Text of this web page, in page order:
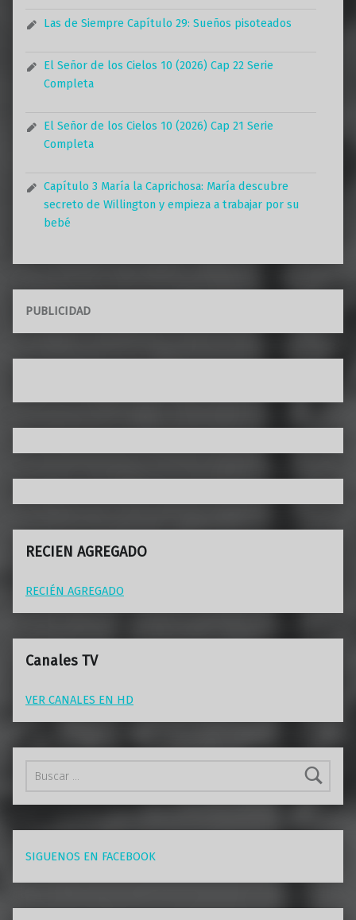
Las de Siempre Capítulo 29: Sueños pisoteados
El Señor de los Cielos 10 (2026) Cap 22 Serie
Completa
El Señor de los Cielos 10 (2026) Cap 21 Serie
Completa
Capítulo 3 María la Caprichosa: María descubre
secreto de Willington y empieza a trabajar por su
bebé
PUBLICIDAD
RECIEN AGREGADO
RECIÉN AGREGADO
Canales TV
VER CANALES EN HD
SIGUENOS EN FACEBOOK